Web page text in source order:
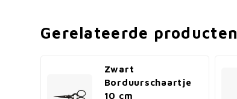
Gerelateerde producten
Zwart
Borduurschaartje
10 cm